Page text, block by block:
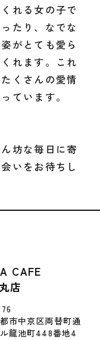
れる女の子で
たり、なでな
がとても愛ら
れます。これ
くさんの愛情
ています。
坊な毎日に寄
いをお待ちし
CAFE
店
市中京区両替町通
龍池町448番地4